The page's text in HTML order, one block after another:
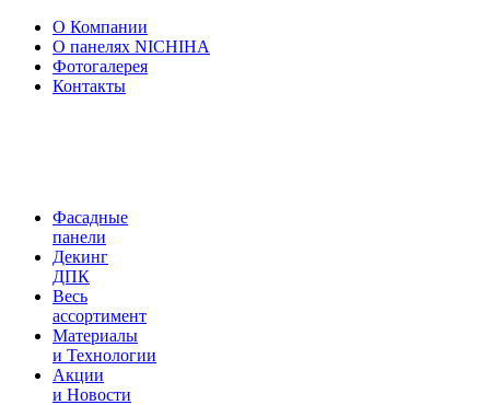
О Компании
О панелях NICHIHA
Фотогалерея
Контакты
Фасадные
панели
Декинг
ДПК
Весь
ассортимент
Материалы
и Технологии
Акции
и Новости